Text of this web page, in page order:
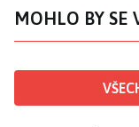
MOHLO BY SE